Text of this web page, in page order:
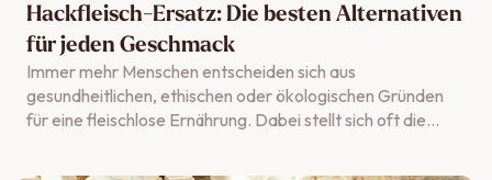
Hackfleisch-Ersatz: Die besten Alternativen
für jeden Geschmack
Immer mehr Menschen entscheiden sich aus
gesundheitlichen, ethischen oder ökologischen Gründen
für eine fleischlose Ernährung. Dabei stellt sich oft die